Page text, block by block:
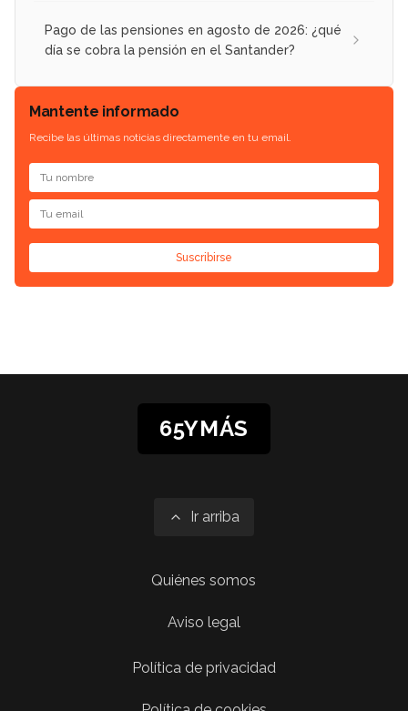
Pago de las pensiones en agosto de 2026: ¿qué
día se cobra la pensión en el Santander?
Mantente informado
Recibe las últimas noticias directamente en tu email.
Suscribirse
65YMÁS
Ir arriba
Quiénes somos
Aviso legal
Política de privacidad